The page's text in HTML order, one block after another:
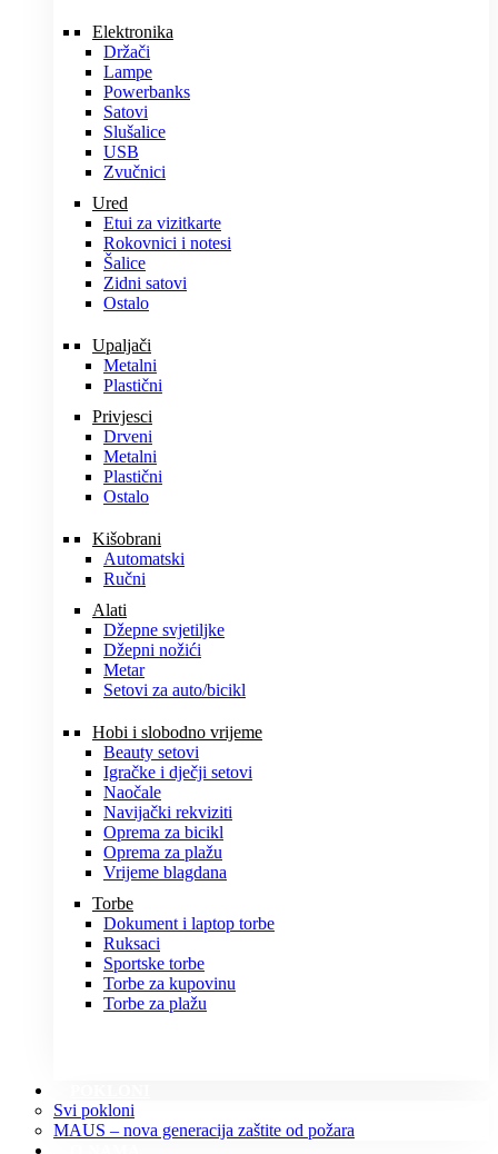
Elektronika
Držači
Lampe
Powerbanks
Satovi
Slušalice
USB
Zvučnici
Ured
Etui za vizitkarte
Rokovnici i notesi
Šalice
Zidni satovi
Ostalo
Upaljači
Metalni
Plastični
Privjesci
Drveni
Metalni
Plastični
Ostalo
Kišobrani
Automatski
Ručni
Alati
Džepne svjetiljke
Džepni nožići
Metar
Setovi za auto/bicikl
Hobi i slobodno vrijeme
Beauty setovi
Igračke i dječji setovi
Naočale
Navijački rekviziti
Oprema za bicikl
Oprema za plažu
Vrijeme blagdana
Torbe
Dokument i laptop torbe
Ruksaci
Sportske torbe
Torbe za kupovinu
Torbe za plažu
Svi pokloni
MAUS – nova generacija zaštite od požara